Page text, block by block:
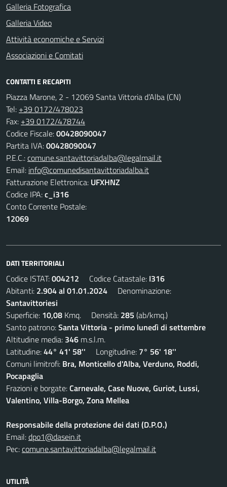
Galleria Fotografica
Galleria Video
Attività economiche e Servizi
Associazioni e Comitati
CONTATTI E RECAPITI
Piazza Marone, 2 - 12069 Santa Vittoria d’Alba (CN)
Tel: +39 0172/478023
Fax: +39 0172/478744
Codice Fiscale:00428090047
Partita IVA:00428090047
P.E.C.:comune.santavittoriadalba@legalmail.it
Email: info@comunedisantavittoriadalba.it
Fatturazione Elettronica: UFXHNZ
Codice IPA:c_i316
Conto Corrente Postale:
12069
DATI TERRITORIALI
Codice ISTAT:004212 Codice Catastale: I316
Abitanti: 2.904 al 01.01.2024 Denominazione:
Santavittoriesi
Superficie: 10,08 Kmq. Densità: 285 (ab/kmq.)
Santo patrono:Santa Vittoria - primo lunedì di settembre
Altitudine media: 346 m.s.l.m.
Latitudine:44° 41' 58'' Longitudine: 7° 56' 18''
Comuni limitrofi: Bra, Monticello d'Alba, Verduno, Roddi,
Pocapaglia
Frazioni e borgate:Carnevale, Case Nuove, Guriot, Lussi,
Valentino, Villa-Borgo, Zona Mellea
Responsabile della protezione dei dati (D.P.O.)
Email:dpo1@dasein.it
Pec:comune.santavittoriadalba@legalmail.it
UTILITÀ